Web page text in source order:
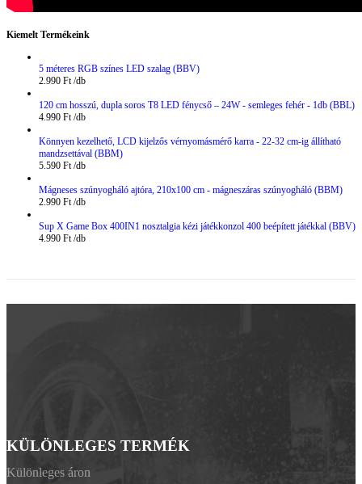
Kiemelt Termékeink
5 méteres RGB színes LED szalag (BBV)
2.990 Ft
120 cm hosszú, dupla soros T8 LED fénycső – 24W - semleges fehér - 1db (BBL)
4.990 Ft
Könnyen kezelhető, LCD kijelzős vérnyomásmérő karra - 22-32 cm-ig állítható
mandzsettával (BBM)
5.590 Ft
Mágneses szúnyogháló ajtóra, 210x100 cm - mágneszáras szúnyogháló (BBM)
2.990 Ft
Sup X Game Box 400IN1 nosztalgia kézi játékkonzol 400 beépített játékkal (BBV)
4.990 Ft
KÜLÖNLEGES TERMÉK
Különleges áron